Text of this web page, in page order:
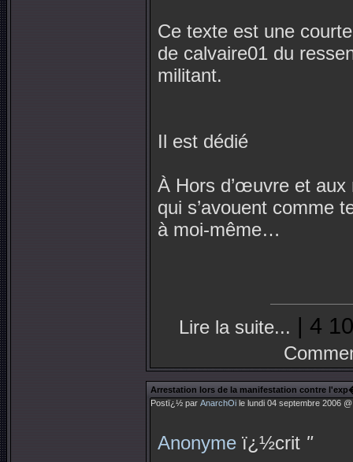
Ce texte est une
de calvaire01 du
militant.
Il est dédié
À Hors d’œuvre et aux
qui s’avouent comme
à moi-même…
Lire la suite... | 4
Arrestation lors de la manifestation contre
Postï¿½ par AnarchOi le lundi 04 septembre 2006
Anonyme ï¿½crit "